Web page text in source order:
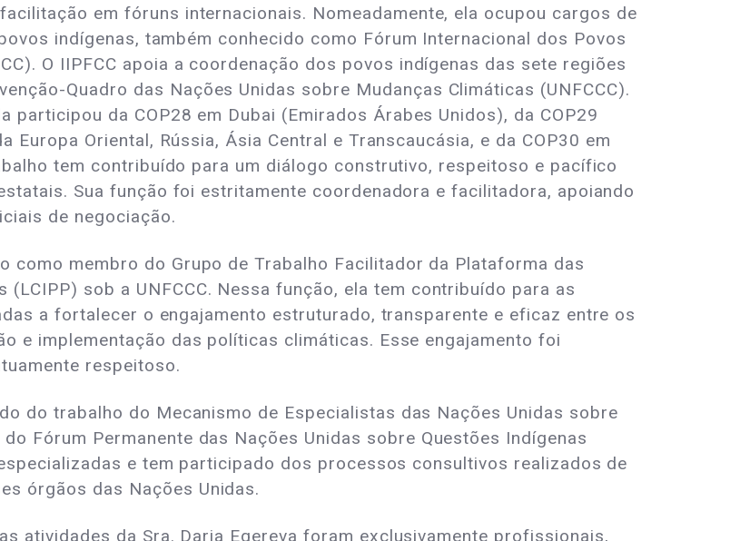
em fóruns internacionais. Nomeadamente, ela ocupou cargos de
indígenas, também conhecido como Fórum Internacional dos Povos
O IIPFCC apoia a coordenação dos povos indígenas das sete regiões
Quadro das Nações Unidas sobre Mudanças Climáticas (UNFCCC).
participou da COP28 em Dubai (Emirados Árabes Unidos), da COP29
Europa Oriental, Rússia, Ásia Central e Transcaucásia, e da COP30 em
tem contribuído para um diálogo construtivo, respeitoso e pacífico
Sua função foi estritamente coordenadora e facilitadora, apoiando
de negociação.
como membro do Grupo de Trabalho Facilitador da Plataforma das
sob a UNFCCC. Nessa função, ela tem contribuído para as
a fortalecer o engajamento estruturado, transparente e eficaz entre os
e implementação das políticas climáticas. Esse engajamento foi
respeitoso.
do trabalho do Mecanismo de Especialistas das Nações Unidas sobre
Fórum Permanente das Nações Unidas sobre Questões Indígenas
e tem participado dos processos consultivos realizados de
órgãos das Nações Unidas.
atividades da Sra. Daria Egereva foram exclusivamente profissionais,